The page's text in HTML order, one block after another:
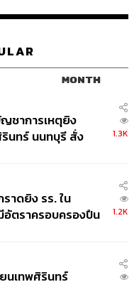
จำนวนเงินลงทุนที่อยู่
งบริษัทระดับโลกอย่าง
าถึงเลตไป 24 ปี?
ารอัปเดตซอฟต์แวร์
าธุรกิจที่ต้องพึ่งพาระบบ
วย
สิทธิภาพ เที่ยวบินนับ
MONTH
ชาการเหตุยิง
รินทร์ นนทบุรี สั่ง
1.3K
าดยิง รร. ใน
อัตราครอบครองปืน
1.2K
นเทพศิรินทร์